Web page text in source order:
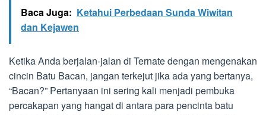
Baca Juga: Ketahui Perbedaan Sunda Wiwitan
dan Kejawen
Ketika Anda berjalan-jalan di Ternate dengan mengenakan
cincin Batu Bacan, jangan terkejut jika ada yang bertanya,
“Bacan?” Pertanyaan ini sering kali menjadi pembuka
percakapan yang hangat di antara para pencinta batu